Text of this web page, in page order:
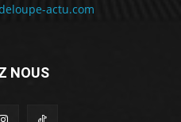
actu.com
NOUS